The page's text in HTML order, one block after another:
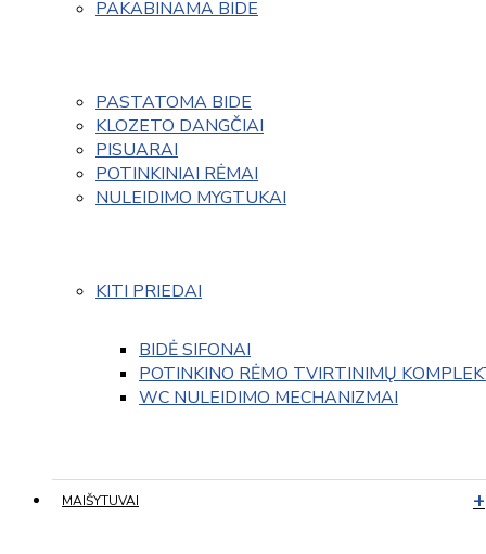
PAKABINAMA BIDE
PASTATOMA BIDE
KLOZETO DANGČIAI
PISUARAI
POTINKINIAI RĖMAI
NULEIDIMO MYGTUKAI
KITI PRIEDAI
BIDĖ SIFONAI
POTINKINO RĖMO TVIRTINIMŲ
WC NULEIDIMO MECHANIZMAI
MAIŠYTUVAI